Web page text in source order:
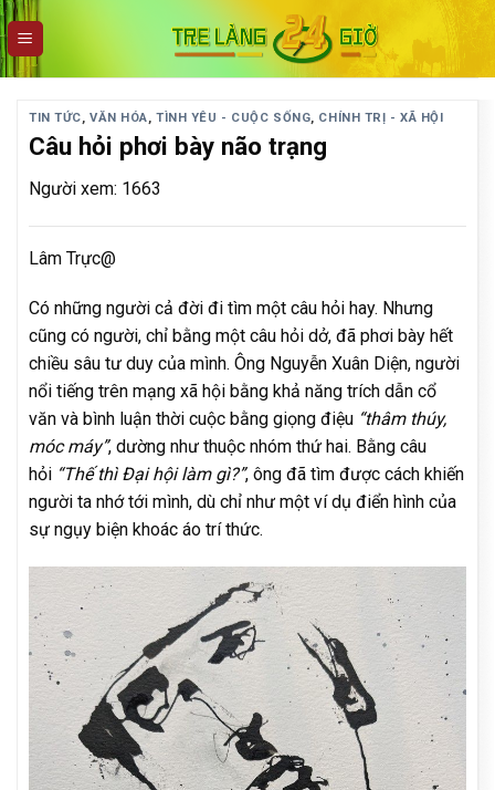
Skip
to
content
TIN TỨC,VĂN HÓA,TÌNH YÊU - CUỘC SỐNG, CHÍNH TRỊ - XÃ HỘI
Câu hỏi phơi bày não trạng
Người xem: 1663
Lâm Trực@
Có những người cả đời đi tìm một câu hỏi hay. Nhưng
cũng có người, chỉ bằng một câu hỏi dở, đã phơi bày hết
chiều sâu tư duy của mình. Ông Nguyễn Xuân Diện, người
nổi tiếng trên mạng xã hội bằng khả năng trích dẫn cổ
văn và bình luận thời cuộc bằng giọng điệu “thâm thúy,
móc máy”, dường như thuộc nhóm thứ hai. Bằng câu
hỏi “Thế thì Đại hội làm gì?”, ông đã tìm được cách khiến
người ta nhớ tới mình, dù chỉ như một ví dụ điển hình của
sự ngụy biện khoác áo trí thức.